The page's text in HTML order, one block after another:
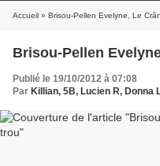
Accueil » Brisou-Pellen Evelyne, Le
Brisou-Pellen
Publié le 19/10/2012 à 07:08
Par Killian, 5B, Lucien R, Donna